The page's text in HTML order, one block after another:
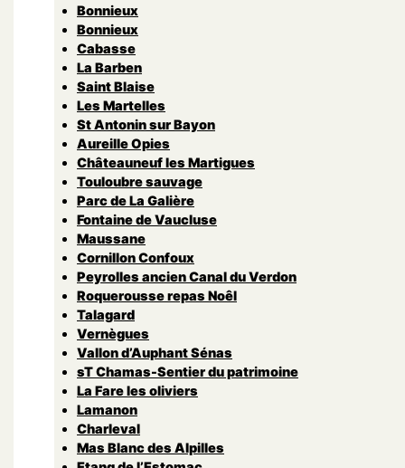
Bonnieux
Bonnieux
Cabasse
La Barben
Saint Blaise
Les Martelles
St Antonin sur Bayon
Aureille Opies
Châteauneuf les Martigues
Touloubre sauvage
Parc de La Galière
Fontaine de Vaucluse
Maussane
Cornillon Confoux
Peyrolles ancien Canal du Verdon
Roquerousse repas Noêl
Talagard
Vernègues
Vallon d’Auphant Sénas
sT Chamas-Sentier du patrimoine
La Fare les oliviers
Lamanon
Charleval
Mas Blanc des Alpilles